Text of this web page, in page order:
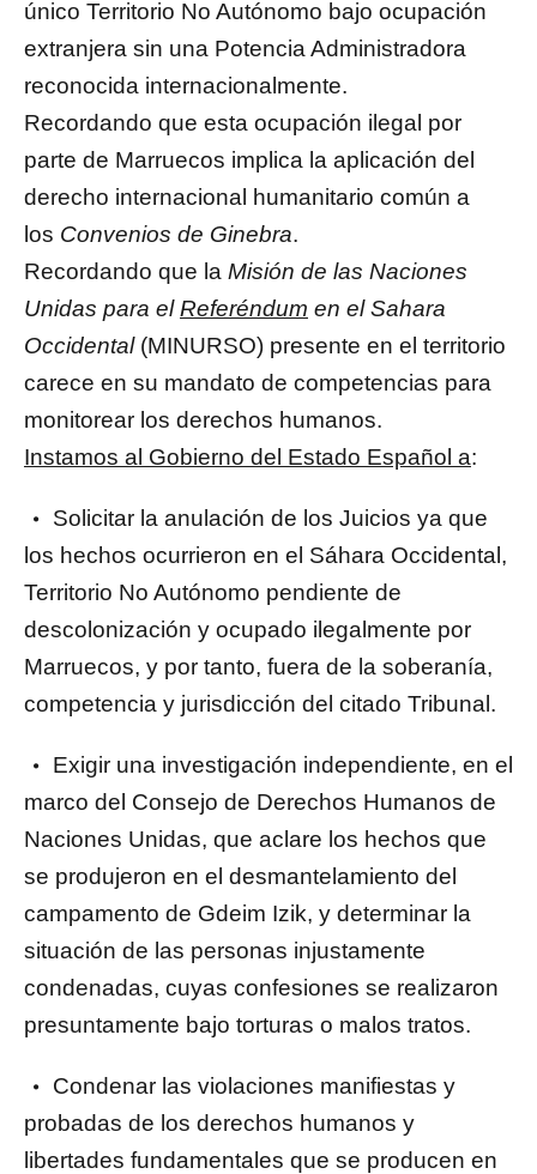
único Territorio No Autónomo bajo ocupación
extranjera sin una Potencia Administradora
reconocida internacionalmente.
Recordando que esta ocupación ilegal por
parte de Marruecos implica la aplicación del
derecho internacional humanitario común a
los Convenios de Ginebra.
Recordando que la Misión de las Naciones
Unidas para elReferéndum en el Sahara
Occidental(MINURSO) presente en el territorio
carece en su mandato de competencias para
monitorear los derechos humanos.
Instamos al Gobierno del Estado Español a:
Solicitar la anulación de los Juicios ya que
los hechos ocurrieron en el Sáhara Occidental,
Territorio No Autónomo pendiente de
descolonización y ocupado ilegalmente por
Marruecos, y por tanto, fuera de la soberanía,
competencia y jurisdicción del citado Tribunal.
Exigir una investigación independiente, en el
marco del Consejo de Derechos Humanos de
Naciones Unidas, que aclare los hechos que
se produjeron en el desmantelamiento del
campamento de Gdeim Izik, y determinar la
situación de las personas injustamente
condenadas, cuyas confesiones se realizaron
presuntamente bajo torturas o malos tratos.
Condenar las violaciones manifiestas y
probadas de los derechos humanos y
libertades fundamentales que se producen en